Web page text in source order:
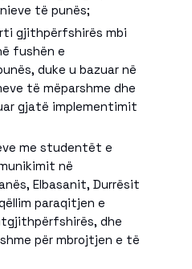
të punës;
gjithpërfshirës mbi
fushën e
duke u bazuar në
të mëparshme dhe
gjatë implementimit
me studentët e
në
Elbasanit, Durrësit
paraqitjen e
dhe
për mbrojtjen e të